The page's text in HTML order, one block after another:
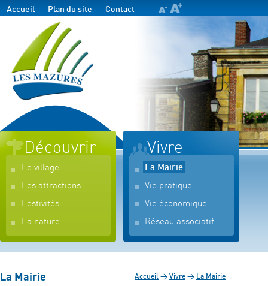
Accueil Plan du site Contact
Découvrir
Le village
Les attractions
Festivités
La nature
Vivre
La Mairie
Vie pratique
Vie économique
Réseau associatif
La Mairie Accueil > Vivre > La Mairie